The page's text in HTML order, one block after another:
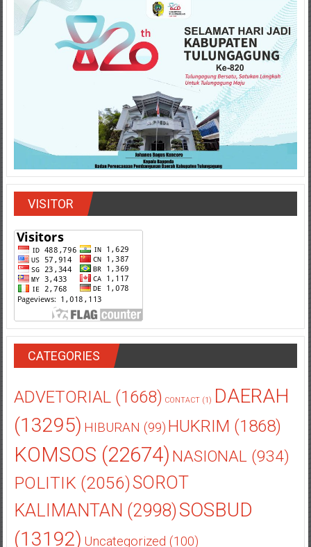
VISITOR
CATEGORIES
ADVETORIAL(1668) CONTACT(1) DAERAH
(13295) HIBURAN (99) HUKRIM (1868)
KOMSOS (22674) NASIONAL(934)
POLITIK(2056)SOROT
KALIMANTAN (2998)SOSBUD
(13192) Uncategorized (100)